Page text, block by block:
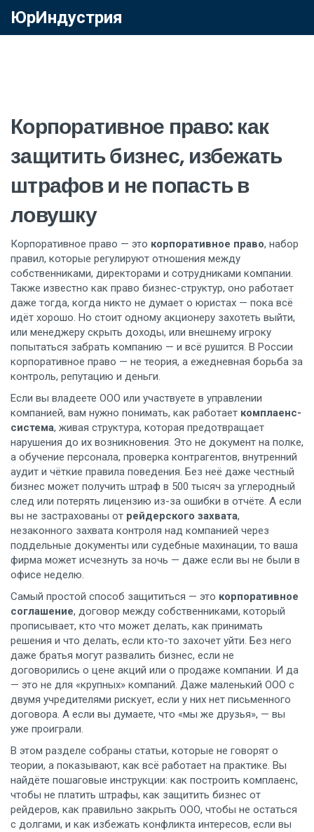
ЮрИндустрия
Корпоративное право: как
защитить бизнес, избежать
штрафов и не попасть в
ловушку
Корпоративное право — это корпоративное право, набор
правил, которые регулируют отношения между
собственниками, директорами и сотрудниками компании.
Также известно как право бизнес-структур, оно работает
даже тогда, когда никто не думает о юристах — пока всё
идёт хорошо. Но стоит одному акционеру захотеть выйти,
или менеджеру скрыть доходы, или внешнему игроку
попытаться забрать компанию — и всё рушится. В России
корпоративное право — не теория, а ежедневная борьба за
контроль, репутацию и деньги.
Если вы владеете ООО или участвуете в управлении
компанией, вам нужно понимать, как работает комплаенс-
система, живая структура, которая предотвращает
нарушения до их возникновения. Это не документ на полке,
а обучение персонала, проверка контрагентов, внутренний
аудит и чёткие правила поведения. Без неё даже честный
бизнес может получить штраф в 500 тысяч за углеродный
след или потерять лицензию из-за ошибки в отчёте. А если
вы не застрахованы от рейдерского захвата,
незаконного захвата контроля над компанией через
поддельные документы или судебные махинации, то ваша
фирма может исчезнуть за ночь — даже если вы не были в
офисе неделю.
Самый простой способ защититься — это корпоративное
соглашение, договор между собственниками, который
прописывает, кто что может делать, как принимать
решения и что делать, если кто-то захочет уйти. Без него
даже братья могут развалить бизнес, если не
договорились о цене акций или о продаже компании. И да
— это не для «крупных» компаний. Даже маленький ООО с
двумя учредителями рискует, если у них нет письменного
договора. А если вы думаете, что «мы же друзья», — вы
уже проиграли.
В этом разделе собраны статьи, которые не говорят о
теории, а показывают, как всё работает на практике. Вы
найдёте пошаговые инструкции: как построить комплаенс,
чтобы не платить штрафы, как защитить бизнес от
рейдеров, как правильно закрыть ООО, чтобы не остаться
с долгами, и как избежать конфликта интересов, если вы